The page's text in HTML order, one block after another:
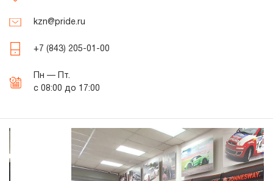
О нас
Новости
Гарантия и сервис
Доставка и оплата
kzn@pride.ru
+7 (843) 205-01-00
Пн — Пт.
с 08:00 до 17:00